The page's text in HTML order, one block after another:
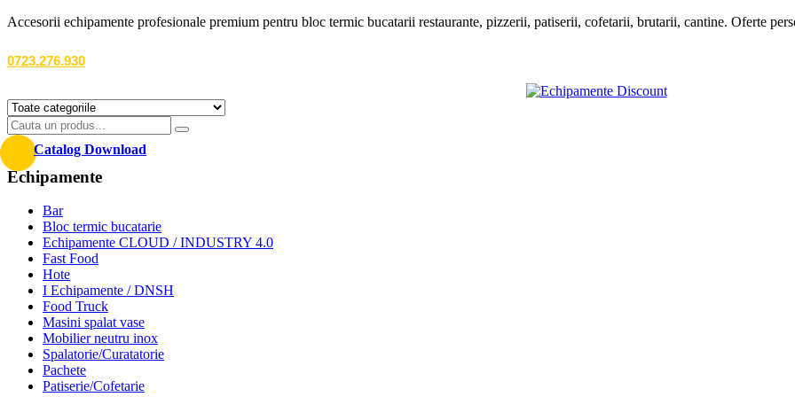
Accesorii echipamente profesionale premium pentru bloc termic bucatarii restaurante, pizzerii, patiserii, cofetarii, brutarii, cantine. Oferte
0723.276.930
Catalog Download
Echipamente
Bar
Bloc termic bucatarie
Echipamente CLOUD / INDUSTRY 4.0
Fast Food
Hote
I Echipamente / DNSH
Food Truck
Masini spalat vase
Mobilier neutru inox
Spalatorie/Curatatorie
Pachete
Patiserie/Cofetarie